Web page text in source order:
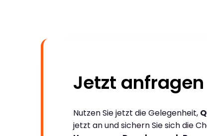
Jetzt
Nutzen Sie jetzt die Gelegenheit,
jetzt an und sichern Sie sich die